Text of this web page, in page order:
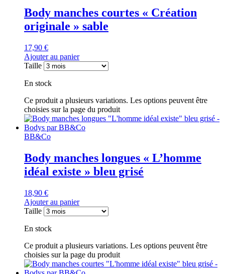
Body manches courtes « Création
originale » sable
17,90 €
Ajouter au panier
Taille
En stock
Ce produit a plusieurs variations. Les options peuvent être
choisies sur la page du produit
BB&Co
Body manches longues « L’homme
idéal existe » bleu grisé
18,90 €
Ajouter au panier
Taille
En stock
Ce produit a plusieurs variations. Les options peuvent être
choisies sur la page du produit